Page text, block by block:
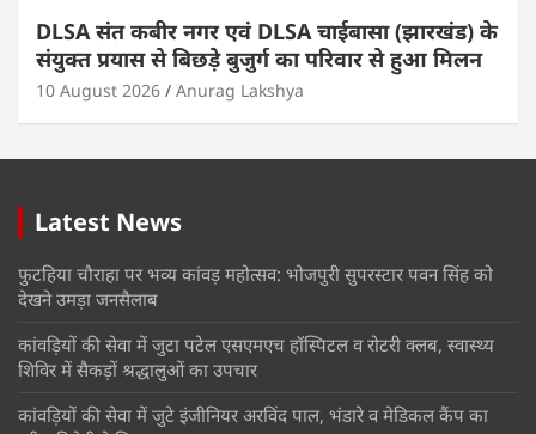
DLSA संत कबीर नगर एवं DLSA चाईबासा (झारखंड) के
संयुक्त प्रयास से बिछड़े बुजुर्ग का परिवार से हुआ मिलन
10 August 2026 Anurag Lakshya
Latest News
फुटहिया चौराहा पर भव्य कांवड़ महोत्सव: भोजपुरी सुपरस्टार पवन सिंह को
देखने उमड़ा जनसैलाब
कांवड़ियों की सेवा में जुटा पटेल एसएमएच हॉस्पिटल व रोटरी क्लब, स्वास्थ्य
शिविर में सैकड़ों श्रद्धालुओं का उपचार
कांवड़ियों की सेवा में जुटे इंजीनियर अरविंद पाल, भंडारे व मेडिकल कैंप का